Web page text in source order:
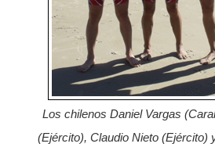
Los chilenos Daniel Vargas
(Ejército), Claudio Nieto (Ejército)